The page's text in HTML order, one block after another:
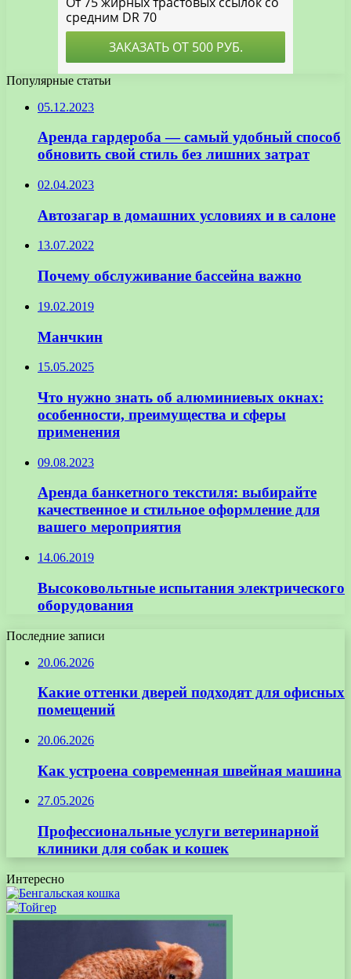
Популярные статьи
05.12.2023
Аренда гардероба — самый удобный способ
обновить свой стиль без лишних затрат
02.04.2023
Автозагар в домашних условиях и в салоне
13.07.2022
Почему обслуживание бассейна важно
19.02.2019
Манчкин
15.05.2025
Что нужно знать об алюминиевых окнах:
особенности, преимущества и сферы
применения
09.08.2023
Аренда банкетного текстиля: выбирайте
качественное и стильное оформление для
вашего мероприятия
14.06.2019
Высоковольтные испытания электрического
оборудования
Последние записи
20.06.2026
Какие оттенки дверей подходят для офисных
помещений
20.06.2026
Как устроена современная швейная машина
27.05.2026
Профессиональные услуги ветеринарной
клиники для собак и кошек
Интересно